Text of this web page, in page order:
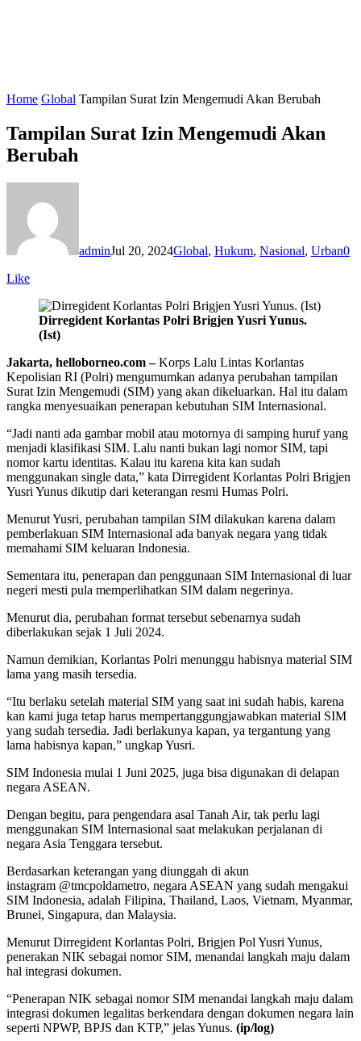
Home Global Tampilan Surat Izin Mengemudi Akan Berubah
Tampilan Surat Izin Mengemudi Akan
Berubah
adminJul 20, 2024Global, Hukum, Nasional, Urban0
Like
Dirregident Korlantas Polri Brigjen Yusri Yunus.
(Ist)
Jakarta, helloborneo.com –Korps Lalu Lintas Korlantas
Kepolisian RI (Polri) mengumumkan adanya perubahan tampilan
Surat Izin Mengemudi (SIM) yang akan dikeluarkan. Hal itu dalam
rangka menyesuaikan penerapan kebutuhan SIM Internasional.
“Jadi nanti ada gambar mobil atau motornya di samping huruf yang
menjadi klasifikasi SIM. Lalu nanti bukan lagi nomor SIM, tapi
nomor kartu identitas. Kalau itu karena kita kan sudah
menggunakan single data,” kata Dirregident Korlantas Polri Brigjen
Yusri Yunus dikutip dari keterangan resmi Humas Polri.
Menurut Yusri, perubahan tampilan SIM dilakukan karena dalam
pemberlakuan SIM Internasional ada banyak negara yang tidak
memahami SIM keluaran Indonesia.
Sementara itu, penerapan dan penggunaan SIM Internasional di luar
negeri mesti pula memperlihatkan SIM dalam negerinya.
Menurut dia, perubahan format tersebut sebenarnya sudah
diberlakukan sejak 1 Juli 2024.
Namun demikian, Korlantas Polri menunggu habisnya material SIM
lama yang masih tersedia.
“Itu berlaku setelah material SIM yang saat ini sudah habis, karena
kan kami juga tetap harus mempertanggungjawabkan material SIM
yang sudah tersedia. Jadi berlakunya kapan, ya tergantung yang
lama habisnya kapan,” ungkap Yusri.
SIM Indonesia mulai 1 Juni 2025, juga bisa digunakan di delapan
negara ASEAN.
Dengan begitu, para pengendara asal Tanah Air, tak perlu lagi
menggunakan SIM Internasional saat melakukan perjalanan di
negara Asia Tenggara tersebut.
Berdasarkan keterangan yang diunggah di akun
instagram @tmcpoldametro, negara ASEAN yang sudah mengakui
SIM Indonesia, adalah Filipina, Thailand, Laos, Vietnam, Myanmar,
Brunei, Singapura, dan Malaysia.
Menurut Dirregident Korlantas Polri, Brigjen Pol Yusri Yunus,
penerakan NIK sebagai nomor SIM, menandai langkah maju dalam
hal integrasi dokumen.
“Penerapan NIK sebagai nomor SIM menandai langkah maju dalam
integrasi dokumen legalitas berkendara dengan dokumen negara lain
seperti NPWP, BPJS dan KTP,” jelas Yunus. (ip/log)